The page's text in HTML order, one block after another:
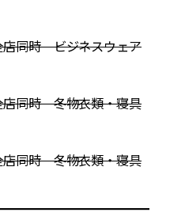
同時 ビジネスウェア
同時 冬物衣類・寝具
同時 冬物衣類・寝具